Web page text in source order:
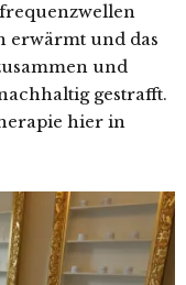
erwärmt und das
und
gestrafft.
hier in